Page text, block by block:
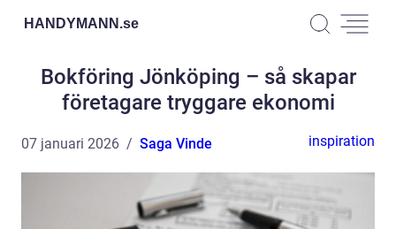
HANDYMANN.se
Bokföring Jönköping – så skapar
företagare tryggare ekonomi
07 januari 2026 Saga Vinde inspiration